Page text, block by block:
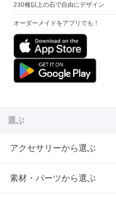
230種以上の石で自由にデザイン
オーダーメイドをアプリでも！
選ぶ
アクセサリーから選ぶ
素材・パーツから選ぶ